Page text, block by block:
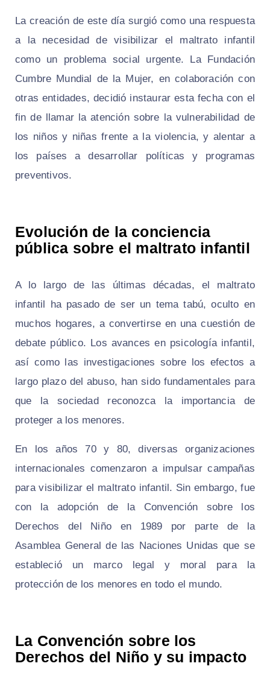
La creación de este día surgió como una respuesta
a la necesidad de visibilizar el maltrato infantil
como un problema social urgente. La Fundación
Cumbre Mundial de la Mujer, en colaboración con
otras entidades, decidió instaurar esta fecha con el
fin de llamar la atención sobre la vulnerabilidad de
los niños y niñas frente a la violencia, y alentar a
los países a desarrollar políticas y programas
preventivos.
Evolución de la conciencia
pública sobre el maltrato infantil
A lo largo de las últimas décadas, el maltrato
infantil ha pasado de ser un tema tabú, oculto en
muchos hogares, a convertirse en una cuestión de
debate público. Los avances en psicología infantil,
así como las investigaciones sobre los efectos a
largo plazo del abuso, han sido fundamentales para
que la sociedad reconozca la importancia de
proteger a los menores.
En los años 70 y 80, diversas organizaciones
internacionales comenzaron a impulsar campañas
para visibilizar el maltrato infantil. Sin embargo, fue
con la adopción de la Convención sobre los
Derechos del Niño en 1989 por parte de la
Asamblea General de las Naciones Unidas que se
estableció un marco legal y moral para la
protección de los menores en todo el mundo.
La Convención sobre los
Derechos del Niño y su impacto